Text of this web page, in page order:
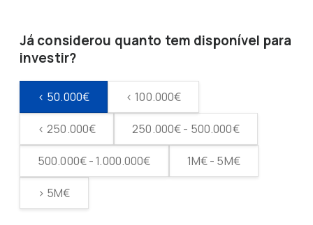
Já considerou quanto tem disponível para
investir?
< 50.000€ < 100.000€
< 250.000€ 250.000€ - 500.000€
500.000€ - 1.000.000€ 1M€ - 5M€
> 5M€